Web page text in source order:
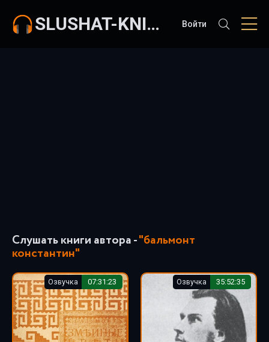
SLUSHAT-KNIGI.COM Войти
Слушать книги автора -"бальмонт
константин"
Озвучка 07:31:23 Озвучка 35:52:35